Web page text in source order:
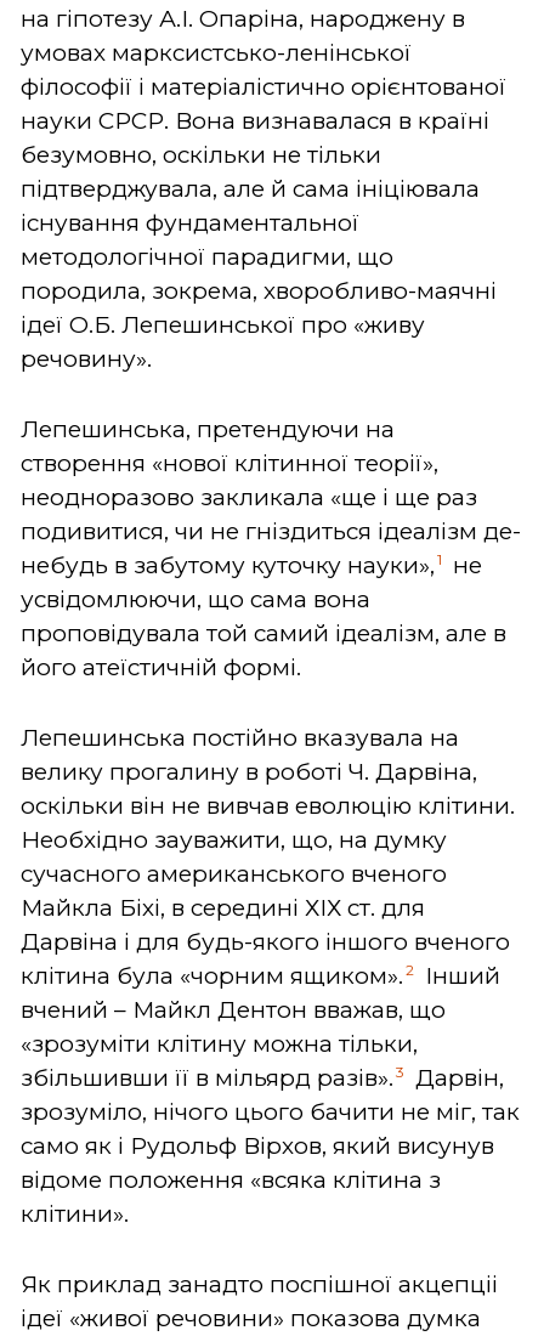
на гіпотезу А.І. Опаріна, народжену в
умовах марксистсько-ленінської
філософії і матеріалістично орієнтованої
науки СРСР. Вона визнавалася в країні
безумовно, оскільки не тільки
підтверджувала, але й сама ініціювала
існування фундаментальної
методологічної парадигми, що
породила, зокрема, хворобливо-маячні
ідеї О.Б. Лепешинської про «живу
речовину».
Лепешинська, претендуючи на
створення «нової клітинної теорії»,
неодноразово закликала «ще і ще раз
подивитися, чи не гніздиться ідеалізм де-
небудь в забутому куточку науки», 1
не
усвідомлюючи, що сама вона
проповідувала той самий ідеалізм, але в
його атеїстичній формі.
Лепешинська постійно вказувала на
велику прогалину в роботі Ч. Дарвіна,
оскільки він не вивчав еволюцію клітини.
Необхідно зауважити, що, на думку
сучасного американського вченого
Майкла Біхі, в середині ХІХ ст. для
Дарвіна і для будь-якого іншого вченого
клітина була «чорним ящиком». 2
Інший
вчений – Майкл Дентон вважав, що
«зрозуміти клітину можна тільки,
збільшивши її в мільярд разів». 3
Дарвін,
зрозуміло, нічого цього бачити не міг, так
само як і Рудольф Вірхов, який висунув
відоме положення «всяка клітина з
клітини».
Як приклад занадто поспішної акцепціі
ідеї «живої речовини» показова думка